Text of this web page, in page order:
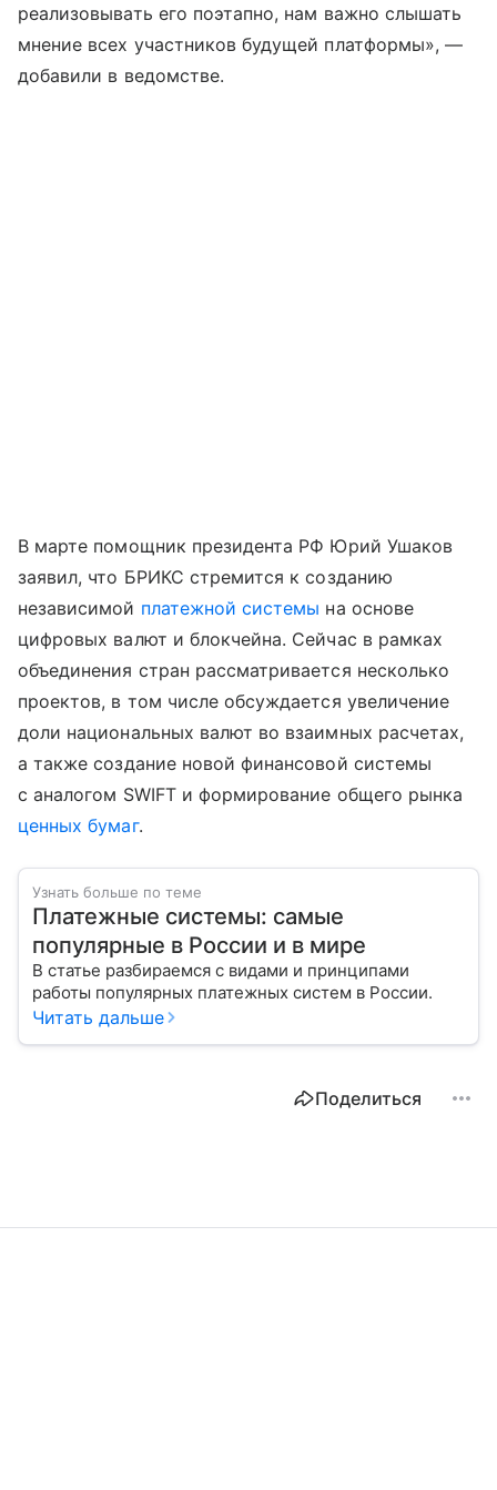
реализовывать его поэтапно, нам важно слышать
мнение всех участников будущей платформы», —
добавили в ведомстве.
В марте помощник президента РФ Юрий Ушаков
заявил, что БРИКС стремится к созданию
независимой платежной системы на основе
цифровых валют и блокчейна. Сейчас в рамках
объединения стран рассматривается несколько
проектов, в том числе обсуждается увеличение
доли национальных валют во взаимных расчетах,
а также создание новой финансовой системы
с аналогом SWIFT и формирование общего рынка
ценных бумаг.
Узнать больше по теме
Платежные системы: самые
популярные в России и в мире
В статье разбираемся с видами и принципами
работы популярных платежных систем в России.
Читать дальше
Поделиться